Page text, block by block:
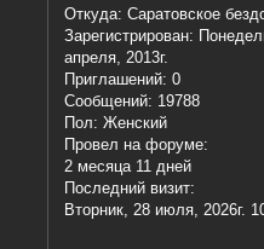
Откуда: Саратовское
Зарегистрирован:
апреля, 2013г.
Приглашений: 0
Сообщений: 19788
Пол: Женский
Провел на форуме:
2 месяца 11 дней
Последний визит:
Вторник, 28 июля, 2026г.